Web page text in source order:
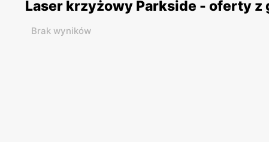
Laser krzyżowy Parkside - oferty
Brak wyników